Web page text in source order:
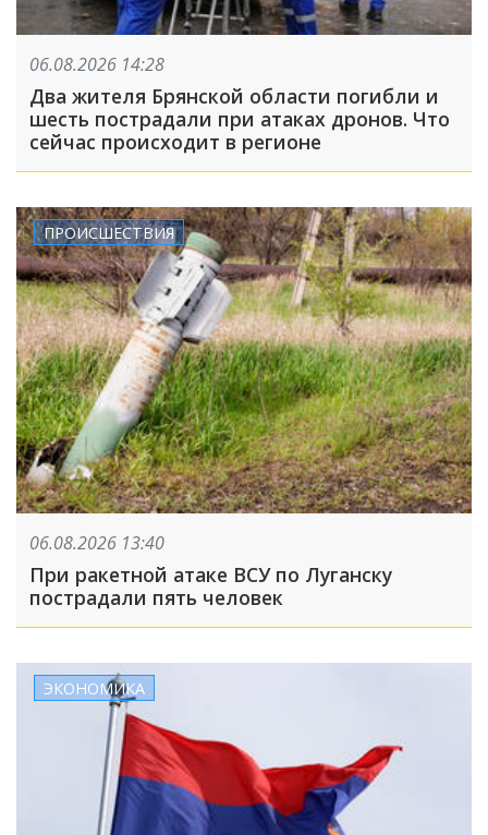
06.08.2026 14:28
Два жителя Брянской области погибли и
шесть пострадали при атаках дронов. Что
сейчас происходит в регионе
ПРОИСШЕСТВИЯ
06.08.2026 13:40
При ракетной атаке ВСУ по Луганску
пострадали пять человек
ЭКОНОМИКА